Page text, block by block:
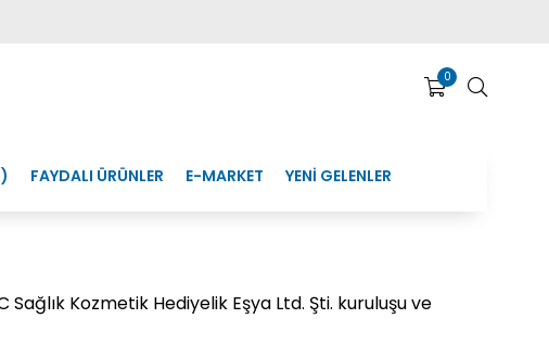
0
FAYDALI ÜRÜNLER E-MARKET YENİ GELENLER
Kozmetik Hediyelik Eşya Ltd. Şti. kuruluşu ve